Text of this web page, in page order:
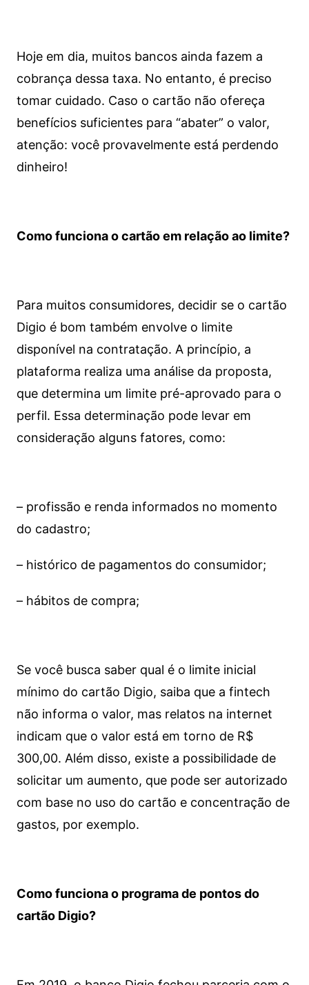
Hoje em dia, muitos bancos ainda fazem a
cobrança dessa taxa. No entanto, é preciso
tomar cuidado. Caso o cartão não ofereça
benefícios suficientes para “abater” o valor,
atenção: você provavelmente está perdendo
dinheiro!
Como funciona o cartão em relação ao limite?
Para muitos consumidores, decidir se o cartão
Digio é bom também envolve o limite
disponível na contratação. A princípio, a
plataforma realiza uma análise da proposta,
que determina um limite pré-aprovado para o
perfil. Essa determinação pode levar em
consideração alguns fatores, como:
– profissão e renda informados no momento
do cadastro;
– histórico de pagamentos do consumidor;
– hábitos de compra;
Se você busca saber qual é o limite inicial
mínimo do cartão Digio, saiba que a fintech
não informa o valor, mas relatos na internet
indicam que o valor está em torno de R$
300,00. Além disso, existe a possibilidade de
solicitar um aumento, que pode ser autorizado
com base no uso do cartão e concentração de
gastos, por exemplo.
Como funciona o programa de pontos do
cartão Digio?